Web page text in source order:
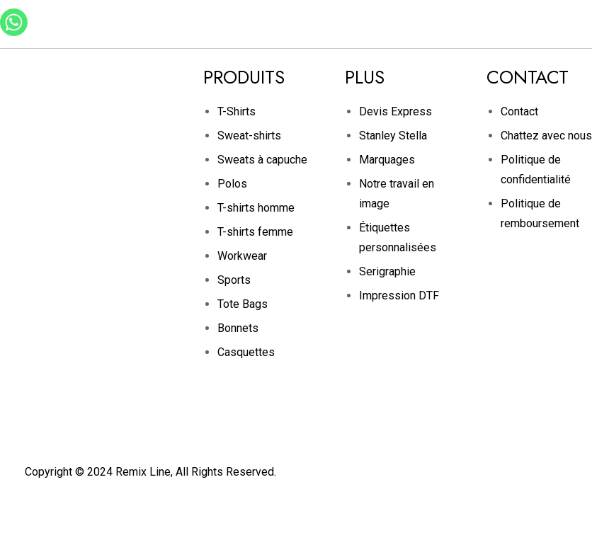
PRODUITS
T-Shirts
Sweat-shirts
Sweats à capuche
Polos
T-shirts homme
T-shirts femme
Workwear
Sports
Tote Bags
Bonnets
Casquettes
PLUS
Devis Express
Stanley Stella
Marquages
Notre travail en
image
Étiquettes
personnalisées
Serigraphie
Impression DTF
CONTACT
Contact
Chattez avec nous
Politique de
confidentialité
Politique de
remboursement
Copyright © 2024 Remix Line, All Rights Reserved.